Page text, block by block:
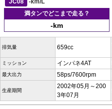
JC08
-km/L
満タンでどこまで走る？
-km
排気量 659cc
ミッション インパネ4AT
最大出力 58ps/7600rpm
生産期間
2002年05月～200
3年07月